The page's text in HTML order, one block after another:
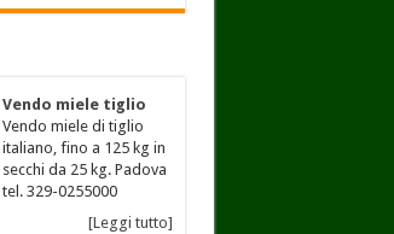
Vendo miele tiglio
Vendo miele di tiglio
italiano, fino a 125 kg in
secchi da 25 kg. Padova
tel. 329-0255000
[Leggi tutto]